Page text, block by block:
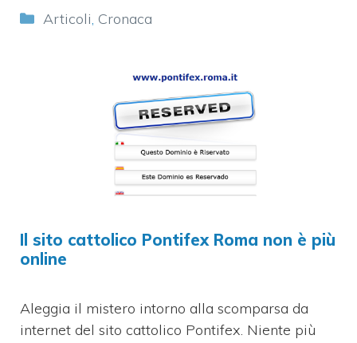
Categorie
Articoli, Cronaca
Il sito cattolico Pontifex Roma non è più
online
Aleggia il mistero intorno alla scomparsa da
internet del sito cattolico Pontifex. Niente più